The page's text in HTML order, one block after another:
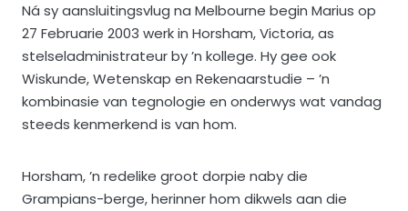
Ná sy aansluitingsvlug na Melbourne begin Marius op
27 Februarie 2003 werk in Horsham, Victoria, as
stelseladministrateur by ’n kollege. Hy gee ook
Wiskunde, Wetenskap en Rekenaarstudie – ’n
kombinasie van tegnologie en onderwys wat vandag
steeds kenmerkend is van hom.
Horsham, ’n redelike groot dorpie naby die
Grampians-berge, herinner hom dikwels aan die